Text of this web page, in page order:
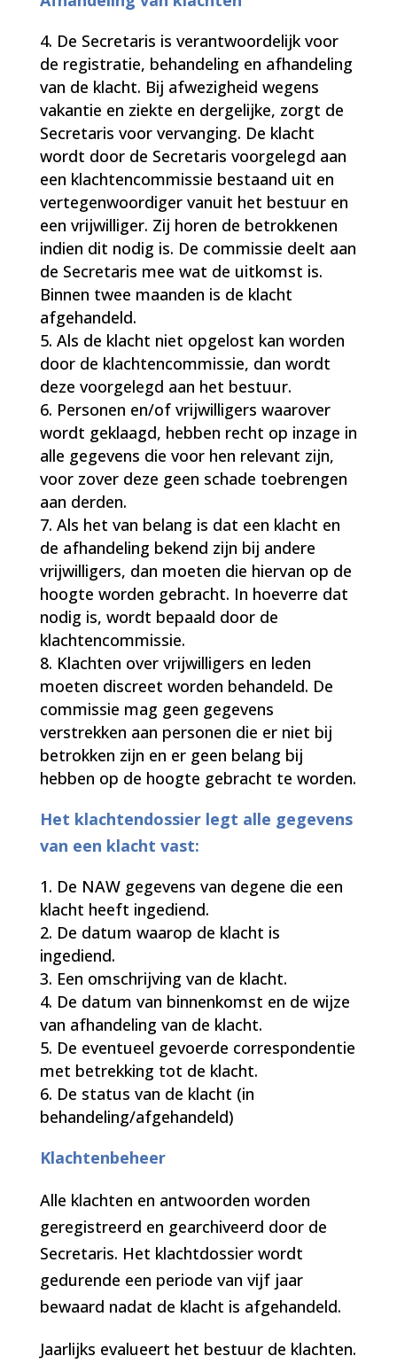
De Secretaris is verantwoordelijk voor
de registratie, behandeling en afhandeling
van de klacht. Bij afwezigheid wegens
vakantie en ziekte en dergelijke, zorgt de
Secretaris voor vervanging. De klacht
wordt door de Secretaris voorgelegd aan
een klachtencommissie bestaand uit en
vertegenwoordiger vanuit het bestuur en
een vrijwilliger. Zij horen de betrokkenen
indien dit nodig is. De commissie deelt aan
de Secretaris mee wat de uitkomst is.
Binnen twee maanden is de klacht
afgehandeld.
Als de klacht niet opgelost kan worden
door de klachtencommissie, dan wordt
deze voorgelegd aan het bestuur.
Personen en/of vrijwilligers waarover
wordt geklaagd, hebben recht op inzage in
alle gegevens die voor hen relevant zijn,
voor zover deze geen schade toebrengen
aan derden.
Als het van belang is dat een klacht en
de afhandeling bekend zijn bij andere
vrijwilligers, dan moeten die hiervan op de
hoogte worden gebracht. In hoeverre dat
nodig is, wordt bepaald door de
klachtencommissie.
Klachten over vrijwilligers en leden
moeten discreet worden behandeld. De
commissie mag geen gegevens
verstrekken aan personen die er niet bij
betrokken zijn en er geen belang bij
hebben op de hoogte gebracht te worden.
Het klachtendossier legt alle gegevens
van een klacht vast:
De NAW gegevens van degene die een
klacht heeft ingediend.
De datum waarop de klacht is
ingediend.
Een omschrijving van de klacht.
De datum van binnenkomst en de wijze
van afhandeling van de klacht.
De eventueel gevoerde correspondentie
met betrekking tot de klacht.
De status van de klacht (in
behandeling/afgehandeld)
Klachtenbeheer
Alle klachten en antwoorden worden
geregistreerd en gearchiveerd door de
Secretaris. Het klachtdossier wordt
gedurende een periode van vijf jaar
bewaard nadat de klacht is afgehandeld.
Jaarlijks evalueert het bestuur de klachten.